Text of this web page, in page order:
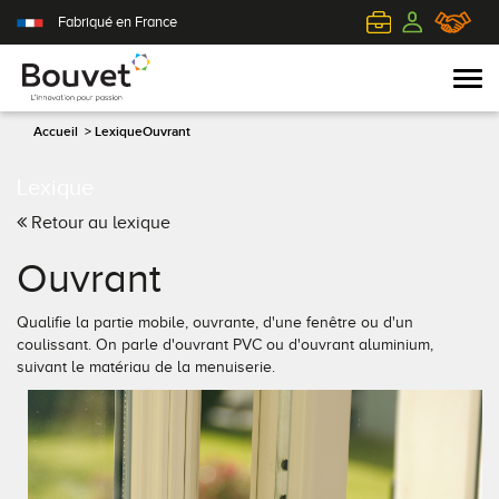
Fabriqué en France
Accueil > LexiqueOuvrant
Retour au lexique
Ouvrant
Qualifie la partie mobile, ouvrante, d'une fenêtre ou d'un
coulissant. On parle d'ouvrant PVC ou d'ouvrant aluminium,
suivant le matériau de la menuiserie.
Bois
Nos portes-fenêtres
Toutes nos fenêtres
Tous nos volets
Conseils pour choisir
Demander un devis
PVC
Toutes nos portes d'entrée
Contemporaine
L'efficience industrielle
Le respect de l'environnement